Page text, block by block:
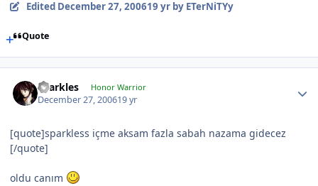
Edited December 27, 200619 yrby ETerNiTYy
Quote
sparkles Honor Warrior
December 27, 200619 yr
[quote]sparkless içme aksam fazla sabah nazama gidecez
[/quote]
oldu canım